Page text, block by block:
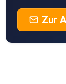
Zur